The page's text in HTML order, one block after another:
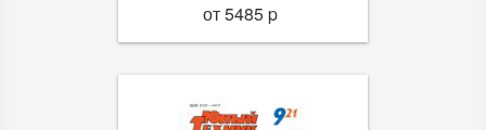
от 5485 p